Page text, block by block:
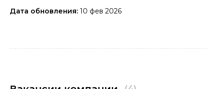
Дата обновления: 10 фев 2026